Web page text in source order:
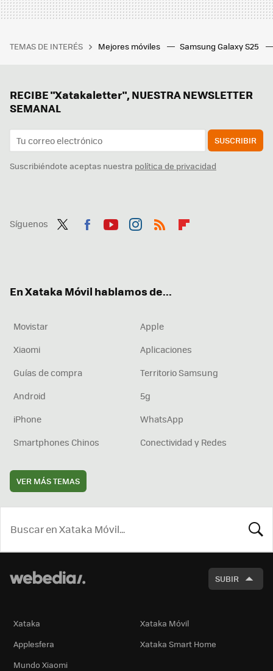
TEMAS DE INTERÉS Mejores móviles Samsung Galaxy S25
RECIBE "Xatakaletter", NUESTRA NEWSLETTER
SEMANAL
SUSCRIBIR
Suscribiéndote aceptas nuestra política de privacidad
Síguenos
En Xataka Móvil hablamos de...
Movistar
Apple
Xiaomi
Aplicaciones
Guías de compra
Territorio Samsung
Android
5g
iPhone
WhatsApp
Smartphones Chinos
Conectividad y Redes
VER MÁS TEMAS
SUBIR
Xataka
Xataka Móvil
Applesfera
Xataka Smart Home
Mundo Xiaomi